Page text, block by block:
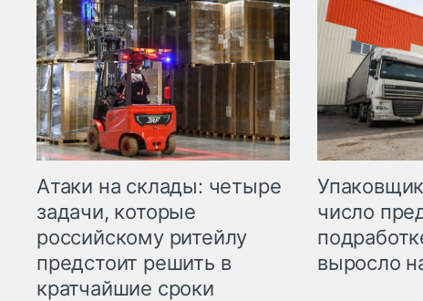
Атаки на склады: четыре
задачи, которые
российскому ритейлу
предстоит решить в
кратчайшие сроки
число
выросло